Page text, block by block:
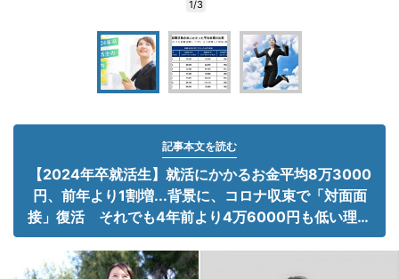
1/3
記事本文を読む
【2024年卒就活生】就活にかかるお金平均8万3000
円、前年より1割増...背景に、コロナ収束で「対面面
接」復活 それでも4年前より4万6000円も低い理由
は？